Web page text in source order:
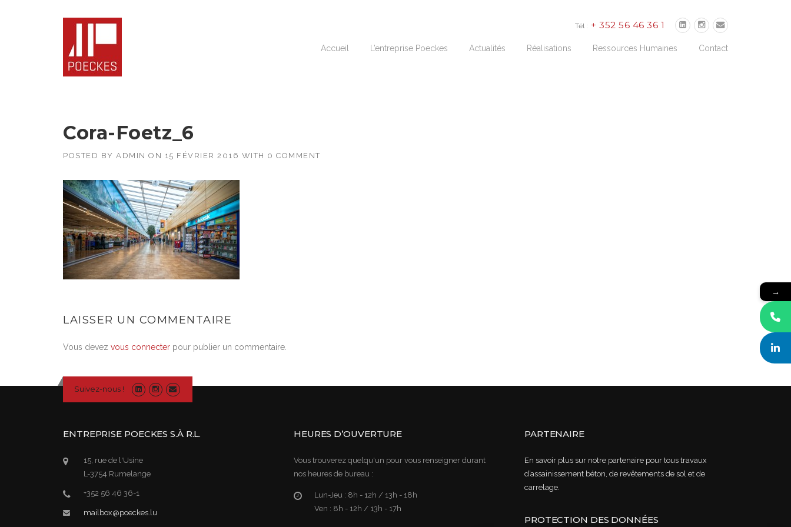
Tél : + 352 56 46 36 1
Accueil L’entreprise Poeckes Actualités Réalisations Ressources Humaines Contact
Cora-Foetz_6
POSTED BY ADMIN ON 15 FÉVRIER 2016 WITH 0 COMMENT
LAISSER UN COMMENTAIRE
Vous devez vous connecter pour publier un commentaire.
Suivez-nous !
ENTREPRISE POECKES S.À R.L.
15, rue de l'Usine
L-3754 Rumelange
+352 56 46 36-1
mailbox@poeckes.lu
HEURES D’OUVERTURE
Vous trouverez quelqu'un pour vous renseigner durant
nos heures de bureau :
Lun-Jeu : 8h - 12h / 13h - 18h
Ven : 8h - 12h / 13h - 17h
PARTENAIRE
En savoir plus sur notre partenaire pour tous travaux
d’assainissement béton, de revêtements de sol et de
carrelage.
PROTECTION DES DONNÉES
→